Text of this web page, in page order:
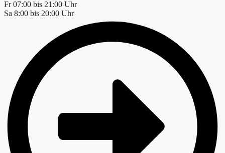
Fr 07:00 bis 21:00 Uhr
Sa 8:00 bis 20:00 Uhr